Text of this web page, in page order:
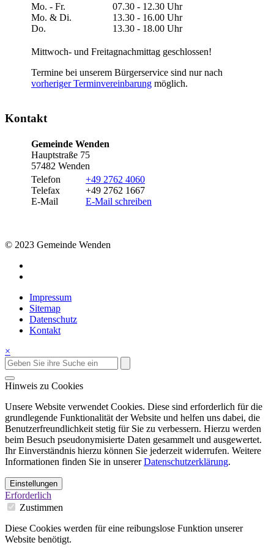
Mo. - Fr.
Mo. & Di.
Do.
07.30 - 12.30 Uhr
13.30 - 16.00 Uhr
13.30 - 18.00 Uhr
Mittwoch- und Freitagnachmittag geschlossen!
Termine bei unserem Bürgerservice sind nur nach
vorheriger Terminvereinbarung möglich.
Kontakt
Gemeinde Wenden
Hauptstraße 75
57482 Wenden
Telefon
Telefax
E-Mail
+49 2762 4060
+49 2762 1667
E-Mail schreiben
© 2023 Gemeinde Wenden
Impressum
Sitemap
Datenschutz
Kontakt
×
Hinweis zu Cookies
Unsere Website verwendet Cookies. Diese sind erforderlich für die
grundlegende Funktionalität der Website und helfen uns dabei, die
Benutzerfreundlichkeit stetig für Sie zu verbessern. Hierzu werden
beim Besuch pseudonymisierte Daten gesammelt und ausgewertet.
Ihr Einverständnis hierzu können Sie jederzeit widerrufen. Weitere
Informationen finden Sie in unsererDatenschutzerklärung.
Einstellungen
Erforderlich
Zustimmen
Diese Cookies werden für eine reibungslose Funktion unserer
Website benötigt.